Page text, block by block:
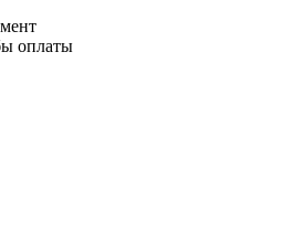
оплаты